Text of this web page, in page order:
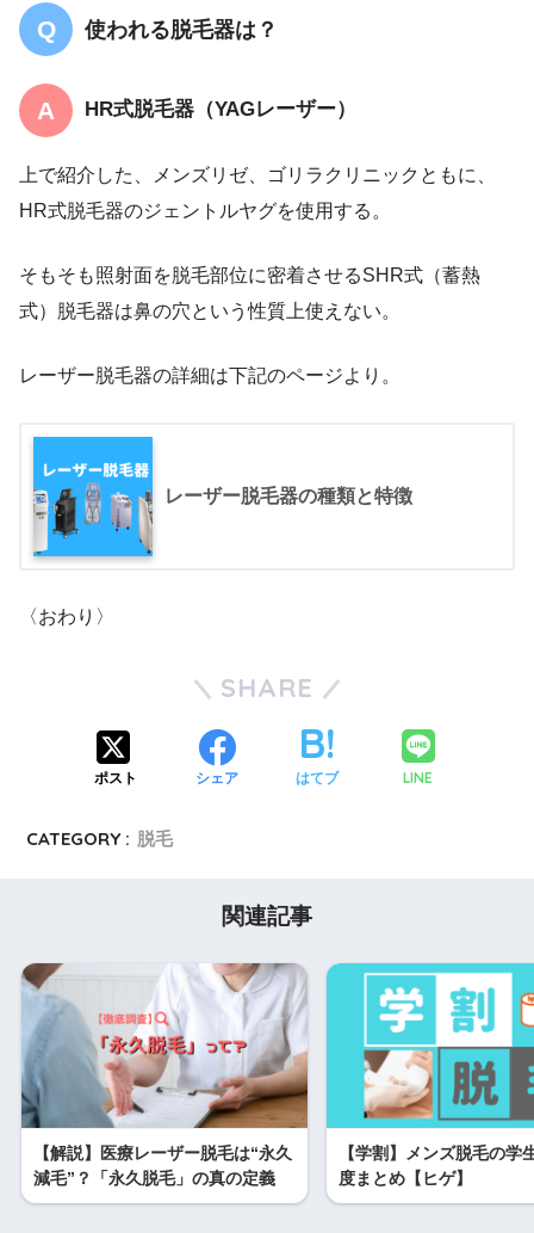
使われる脱毛器は？
HR式脱毛器（YAGレーザー）
上で紹介した、メンズリゼ、ゴリラクリニックともに、
HR式脱毛器のジェントルヤグを使用する。
そもそも照射面を脱毛部位に密着させるSHR式（蓄熱
式）脱毛器は鼻の穴という性質上使えない。
レーザー脱毛器の詳細は下記のページより。
レーザー脱毛器の種類と特徴
〈おわり〉
SHARE
ポスト シェア はてブ LINE
CATEGORY : 脱毛
関連記事
【解説】医療レーザー脱毛は“永久
減毛”？「永久脱毛」の真の定義
【学割】メンズ脱毛の学
度まとめ【ヒゲ】